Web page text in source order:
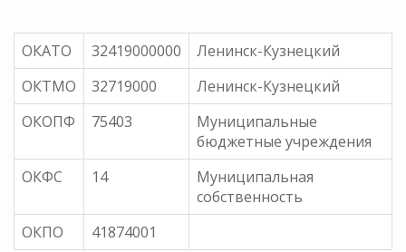
ОКАТО 32419000000
Ленинск-Кузнецкий
ОКТМО
32719000
Ленинск-Кузнецкий
ОКОПФ
75403
Муниципальные
бюджетные учреждения
ОКФС
14
Муниципальная
собственность
ОКПО
41874001